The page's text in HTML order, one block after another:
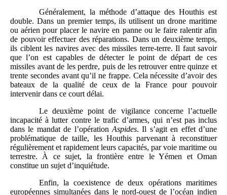
Généralement, la méthode d’attaque des Houthis est
double. Dans un premier temps, ils utilisent un drone maritime
ou aérien pour placer le navire en panne ou le faire ralentir afin
de pouvoir effectuer des réparations. Dans un deuxième temps,
ils ciblent les navires avec des missiles terre-terre. Il faut savoir
que l’on est capables de détecter le point de départ de ces
missiles avant de les perdre, puis de les retrouver entre quinze et
trente secondes avant qu’il ne frappe. Cela nécessite d’avoir des
bateaux de la qualité de ceux de la France pour pouvoir
intervenir dans ce court délai.
Le deuxième point de vigilance concerne l’actuelle
incapacité à lutter contre le trafic d’armes, qui n’est pas inclus
dans le mandat de l’opération Aspides. Il s’agit en effet d’une
problématique de taille, les Houthis parvenant à reconstituer
régulièrement et rapidement leurs capacités, par voie maritime ou
terrestre. À ce sujet, la frontière entre le Yémen et Oman
constitue un sujet d’inquiétude.
Enfin, la coexistence de deux opérations maritimes
européennes simultanées dans le nord-ouest de l’océan indien